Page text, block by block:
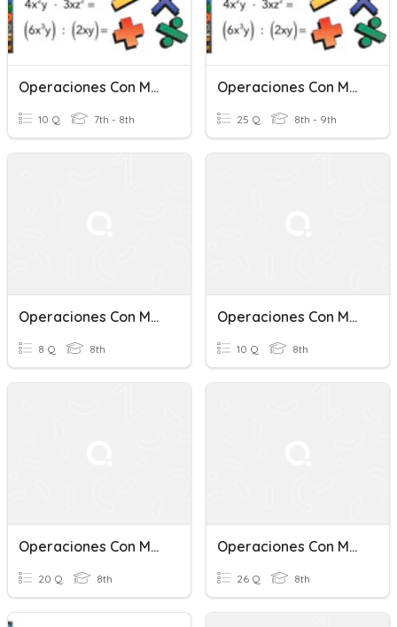
Operaciones Con Monomios (iniciación)
10 Q 7th - 8th
Operaciones Con Monomios
25 Q 8th - 9th
Operaciones Con Monomios
8 Q 8th
Operaciones Con Monomios
10 Q 8th
Operaciones Con Monomios Y Polinomios
20 Q 8th
Operaciones Con Monomios
26 Q 8th